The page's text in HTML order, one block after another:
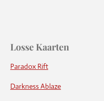
Losse Kaarten
Paradox Rift
Darkness Ablaze